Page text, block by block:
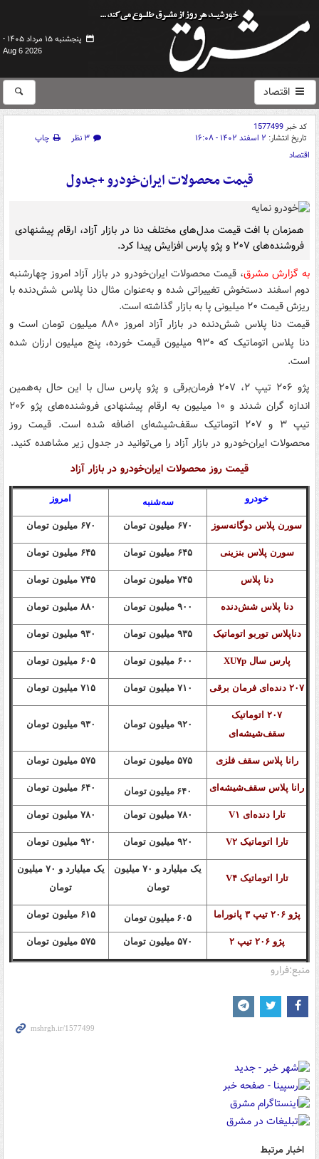
پنجشنبه ۱۵ مرداد ۱۴۰۵ -
Aug 6 2026
اقتصاد
کد خبر1577499
تاریخ انتشار: ۲ اسفند ۱۴۰۲ - ۱۶:۰۸ ۳ نظر
چاپ
اقتصاد
قیمت محصولات ایران‌خودرو +جدول
همزمان با افت قیمت مدل‌های مختلف دنا در بازار آزاد، ارقام پیشنهادی
فروشنده‌های ۲۰۷ و پژو پارس افزایش پیدا کرد.
به گزارش مشرق، قیمت محصولات ایران‌خودرو در بازار آزاد امروز چهارشنبه
دوم اسفند دستخوش تغییراتی شده و به‌عنوان مثال دنا پلاس شش‌دنده با
ریزش قیمت ۲۰ میلیونی پا به بازار گذاشته است.
قیمت دنا پلاس شش‌دنده در بازار آزاد امروز ۸۸۰ میلیون تومان است و
دنا پلاس اتوماتیک که ۹۳۰ میلیون قیمت خورده، پنج میلیون ارزان شده
است.
پژو ۲۰۶ تیپ ۲، ۲۰۷ فرمان‌برقی و پژو پارس سال با این حال به‌همین
اندازه گران شدند و ۱۰ میلیون به ارقام پیشنهادی فروشنده‌های پژو ۲۰۶
تیپ ۳ و ۲۰۷ اتوماتیک سقف‌شیشه‌ای اضافه شده است. قیمت روز
محصولات ایران‌خودرو در بازار آزاد را می‌توانید در جدول زیر مشاهده کنید.
قیمت روز محصولات ایران‌خودرو در بازار آزاد
خودرو سه‌شنبه امروز
سورن پلاس دوگانه‌سوز ۶۷۰ میلیون تومان ۶۷۰ میلیون تومان
سورن پلاس بنزینی ۶۴۵ میلیون تومان ۶۴۵ میلیون تومان
دنا پلاس ۷۴۵ میلیون تومان ۷۴۵ میلیون تومان
دنا پلاس شش‌دنده‌ ۹۰۰ میلیون تومان ۸۸۰ میلیون تومان
دناپلاس توربو اتوماتیک ۹۳۵ میلیون تومان ۹۳۰ میلیون تومان
پارس سال XU۷p ۶۰۰ میلیون تومان ۶۰۵ میلیون تومان
۲۰۷ دنده‌ای فرمان برقی ۷۱۰ میلیون تومان ۷۱۵ میلیون تومان
۲۰۷ اتوماتیک
سقف‌شیشه‌ای
۹۲۰ میلیون تومان ۹۳۰ میلیون تومان
رانا پلاس سقف فلزی ۵۷۵ میلیون تومان ۵۷۵ میلیون تومان
رانا پلاس سقف‌شیشه‌ای ۶۴۰ میلیون تومان ۶۴۰ میلیون تومان
تارا دنده‌ای V۱ ۷۸۰ میلیون تومان ۷۸۰ میلیون تومان
تارا اتوماتیک V۲ ۹۲۰ میلیون تومان ۹۲۰ میلیون تومان
تارا اتوماتیک V۴
یک میلیارد و ۷۰ میلیون
تومان
یک میلیارد و ۷۰ میلیون
تومان
پژو ۲۰۶ تیپ ۳ پانوراما ۶۰۵ میلیون تومان ۶۱۵ میلیون تومان
پژو ۲۰۶ تیپ ۲ ۵۷۰ میلیون تومان ۵۷۵ میلیون تومان
منبع:فرارو
اخبار مرتبط